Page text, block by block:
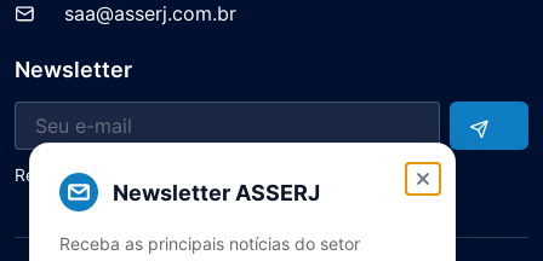
Newsletter ASSERJ
Receba as principais notícias do setor
saa@asserj.com.br
Newsletter
Receba notícias e atualizações do setor